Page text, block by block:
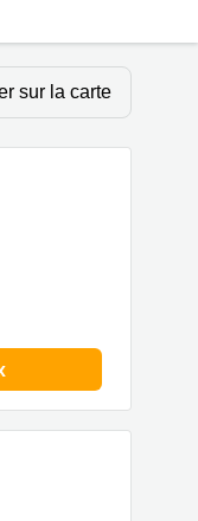
sur la carte